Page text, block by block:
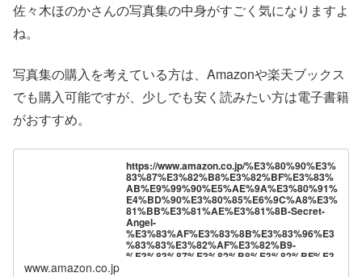
佐々木ほのかさんの写真集の中身がすごく気になりますよ
ね。
写真集の購入を考えている方は、Amazonや楽天ブックス
でも購入可能ですが、少しでも安く読みたい方は電子書籍
がおすすめ。
https://www.amazon.co.jp/%E3%80%90%E3%
83%87%E3%82%B8%E3%82%BF%E3%83%
AB%E9%99%90%E5%AE%9A%E3%80%91%
E4%BD%90%E3%80%85%E6%9C%A8%E3%
81%BB%E3%81%AE%E3%81%8B-Secret-
Angel-
%E3%83%AF%E3%83%8B%E3%83%96%E3
%83%83%E3%82%AF%E3%82%B9-
%E3%83%87%E3%82%B8%E3%82%BF%E3
www.amazon.co.jp